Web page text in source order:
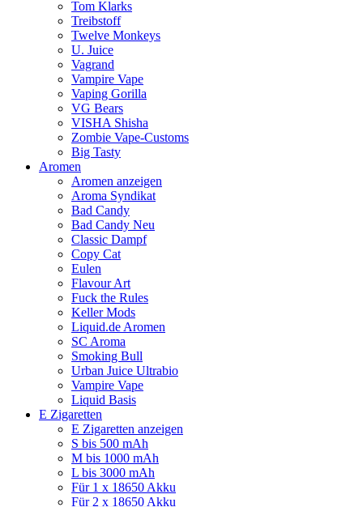
Tom Klarks
Treibstoff
Twelve Monkeys
U. Juice
Vagrand
Vampire Vape
Vaping Gorilla
VG Bears
VISHA Shisha
Zombie Vape-Customs
Big Tasty
Aromen
Aromen anzeigen
Aroma Syndikat
Bad Candy
Bad Candy Neu
Classic Dampf
Copy Cat
Eulen
Flavour Art
Fuck the Rules
Keller Mods
Liquid.de Aromen
SC Aroma
Smoking Bull
Urban Juice Ultrabio
Vampire Vape
Liquid Basis
E Zigaretten
E Zigaretten anzeigen
S bis 500 mAh
M bis 1000 mAh
L bis 3000 mAh
Für 1 x 18650 Akku
Für 2 x 18650 Akku